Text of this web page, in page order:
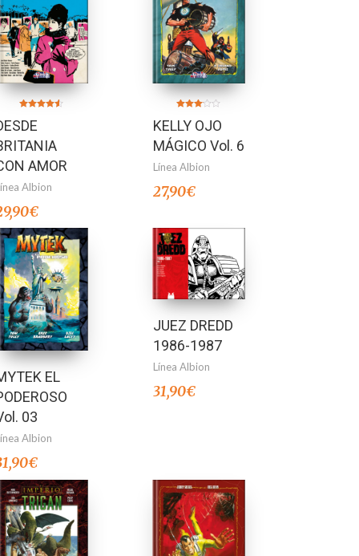
4.50
de 5
AMOR
Albion
€
en
3.00
de 5
KELLY OJO
MÁGICO Vol. 6
Línea Albion
27,90€
EL
03
Albion
€
JUEZ DREDD
1986-1987
Línea Albion
31,90€